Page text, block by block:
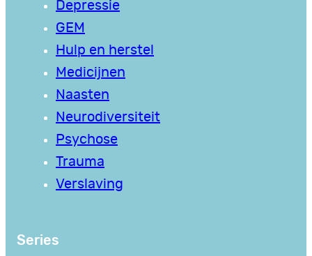
Depressie
GEM
Hulp en herstel
Medicijnen
Naasten
Neurodiversiteit
Psychose
Trauma
Verslaving
Series